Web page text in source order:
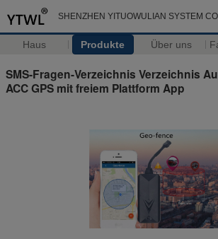
SHENZHEN YITUOWULIAN SYSTEM
Haus Produkte Über uns
SMS-Fragen-Verzeichnis Verzeichnis
ACC GPS mit freiem Plattform App